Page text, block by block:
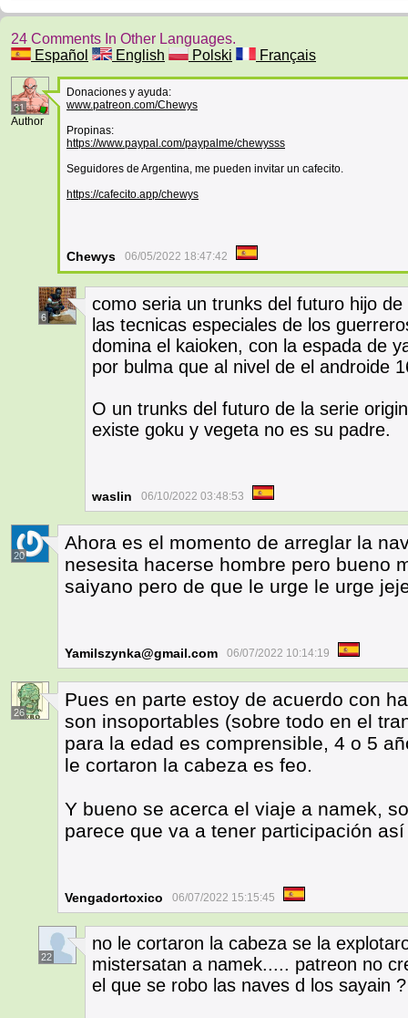
24 Comments In Other Languages.
Español
English Polski Français
31
Author
Donaciones y ayuda:
www.patreon.com/Chewys
Propinas:
https://www.paypal.com/paypalme/chewysss
Seguidores de Argentina, me pueden invitar un cafecito.
https://cafecito.app/chewys
Chewys 06/05/2022 18:47:42
6
como seria un trunks del futuro hijo
las tecnicas especiales de los
domina el kaioken, con la espada de
por bulma que al nivel de el androide
O un trunks del futuro de la serie
existe goku y vegeta no es su padre.
waslin 06/10/2022 03:48:53
20
Ahora es el momento de arreglar la
nesesita hacerse hombre pero bueno
saiyano pero de que le urge le urge
Yamilszynka@gmail.com 06/07/2022 10:14:19
26
Pues en parte estoy de acuerdo con
son insoportables (sobre todo en el
para la edad es comprensible, 4 o 5
le cortaron la cabeza es feo.
Y bueno se acerca el viaje a namek,
parece que va a tener participación
Vengadortoxico 06/07/2022 15:15:45
22
no le cortaron la cabeza se la
mistersatan a namek..... patreon no
el que se robo las naves d los sayain ?